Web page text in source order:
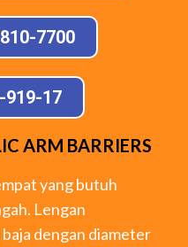
7700
919-17
ARM BARRIERS
yang butuh
Lengan
dengan diameter